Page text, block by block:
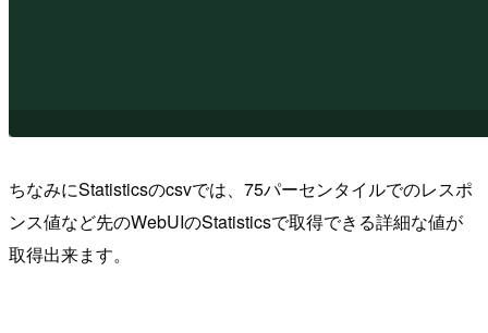
ちなみにStatisticsのcsvでは、75パーセンタイルでのレスポ
ンス値など先のWebUIのStatisticsで取得できる詳細な値が
取得出来ます。